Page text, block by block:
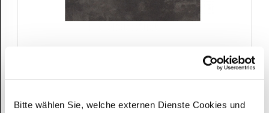
Bitte wählen Sie, welche externen Dienste Cookies und
Sieger Polytec Tischplattenset 235x100cm für
Lieferzeit 2 Wochen